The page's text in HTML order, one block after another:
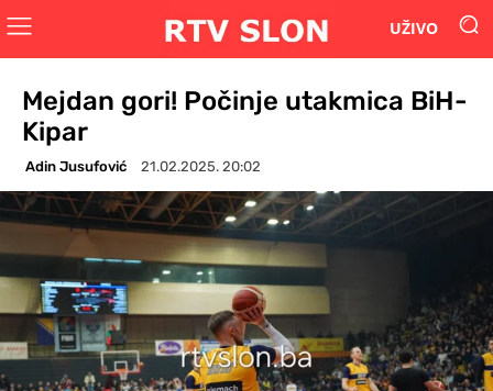
UŽIVO
Mejdan gori! Počinje utakmica BiH-
Kipar
Adin Jusufović 21.02.2025. 20:02